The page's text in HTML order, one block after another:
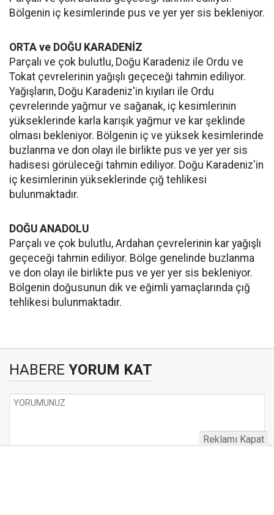
Bölgenin iç kesimlerinde pus ve yer yer sis bekleniyor.
ORTA ve DOĞU KARADENİZ
Parçalı ve çok bulutlu, Doğu Karadeniz ile Ordu ve
Tokat çevrelerinin yağışlı geçeceği tahmin ediliyor.
Yağışların, Doğu Karadeniz'in kıyıları ile Ordu
çevrelerinde yağmur ve sağanak, iç kesimlerinin
yükseklerinde karla karışık yağmur ve kar şeklinde
olması bekleniyor. Bölgenin iç ve yüksek kesimlerinde
buzlanma ve don olayı ile birlikte pus ve yer yer sis
hadisesi görüleceği tahmin ediliyor. Doğu Karadeniz'in
iç kesimlerinin yükseklerinde çığ tehlikesi
bulunmaktadır.
DOĞU ANADOLU
Parçalı ve çok bulutlu, Ardahan çevrelerinin kar yağışlı
geçeceği tahmin ediliyor. Bölge genelinde buzlanma
ve don olayı ile birlikte pus ve yer yer sis bekleniyor.
Bölgenin doğusunun dik ve eğimli yamaçlarında çığ
tehlikesi bulunmaktadır.
HABERE YORUM KAT
Reklamı Kapat